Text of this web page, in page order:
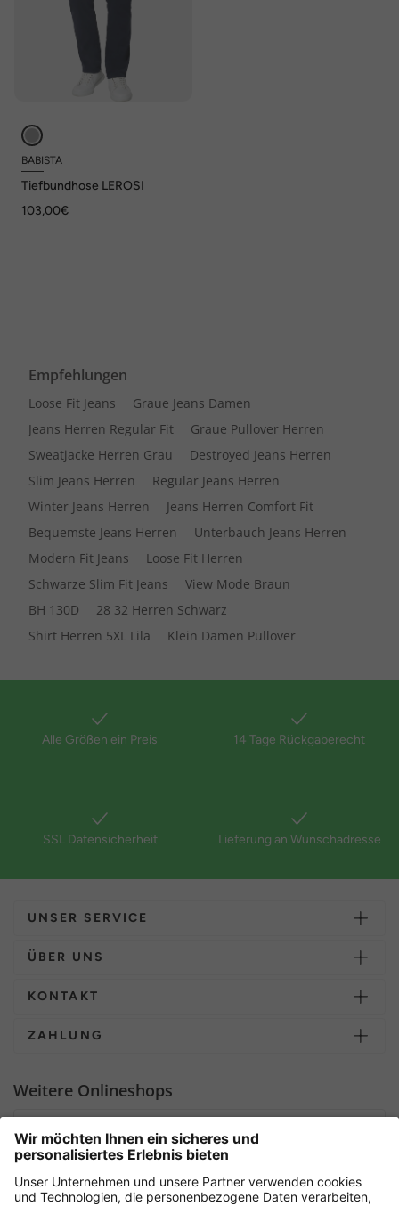
BABISTA
Tiefbundhose LEROSI
103,00€
Empfehlungen
Loose Fit Jeans
Graue Jeans Damen
Jeans Herren Regular Fit
Graue Pullover Herren
Sweatjacke Herren Grau
Destroyed Jeans Herren
Slim Jeans Herren
Regular Jeans Herren
Winter Jeans Herren
Jeans Herren Comfort Fit
Bequemste Jeans Herren
Unterbauch Jeans Herren
Modern Fit Jeans
Loose Fit Herren
Schwarze Slim Fit Jeans
View Mode Braun
BH 130D
28 32 Herren Schwarz
Shirt Herren 5XL Lila
Klein Damen Pullover
Alle Größen ein Preis 14 Tage Rückgaberecht
SSL Datensicherheit Lieferung an Wunschadresse
UNSER SERVICE
ÜBER UNS
KONTAKT
ZAHLUNG
Weitere Onlineshops